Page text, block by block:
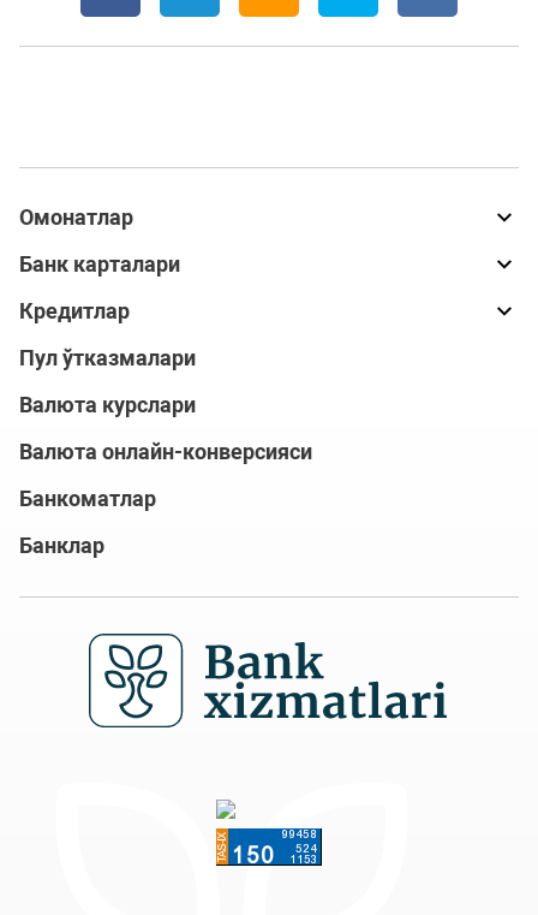
Омонатлар
Банк карталари
Кредитлар
Пул ўтказмалари
Валюта курслари
Валюта онлайн-конверсияси
Банкоматлар
Банклар